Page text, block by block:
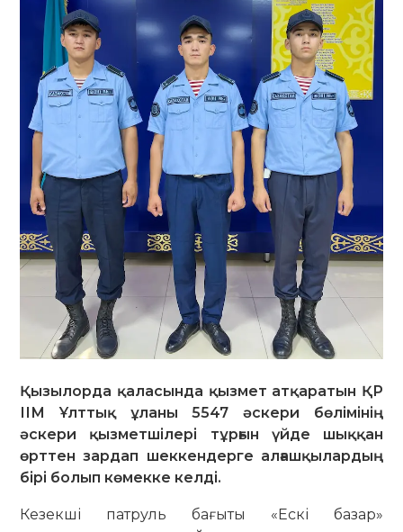
Қызылорда қаласында қызмет атқаратын ҚР
ІІМ Ұлттық ұланы 5547 әскери бөлімінің
әскери қызметшілері тұрғын үйде шыққан
өрттен зардап шеккендерге алғашқылардың
бірі болып көмекке келді.
Кезекші патруль бағыты «Ескі базар»